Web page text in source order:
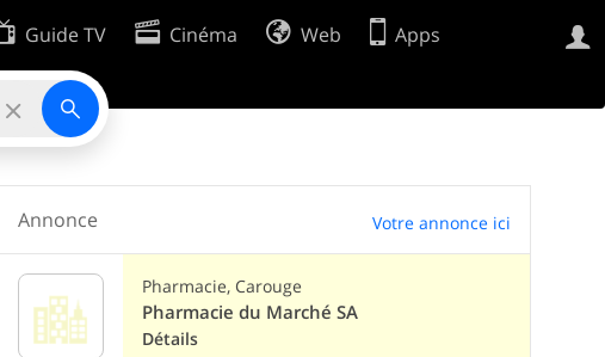
Guide TV Cinéma Web
Apps
Votre annonce ici
Annonce
Pharmacie, Carouge
Pharmacie du Marché SA
Détails
Préférences de cookies